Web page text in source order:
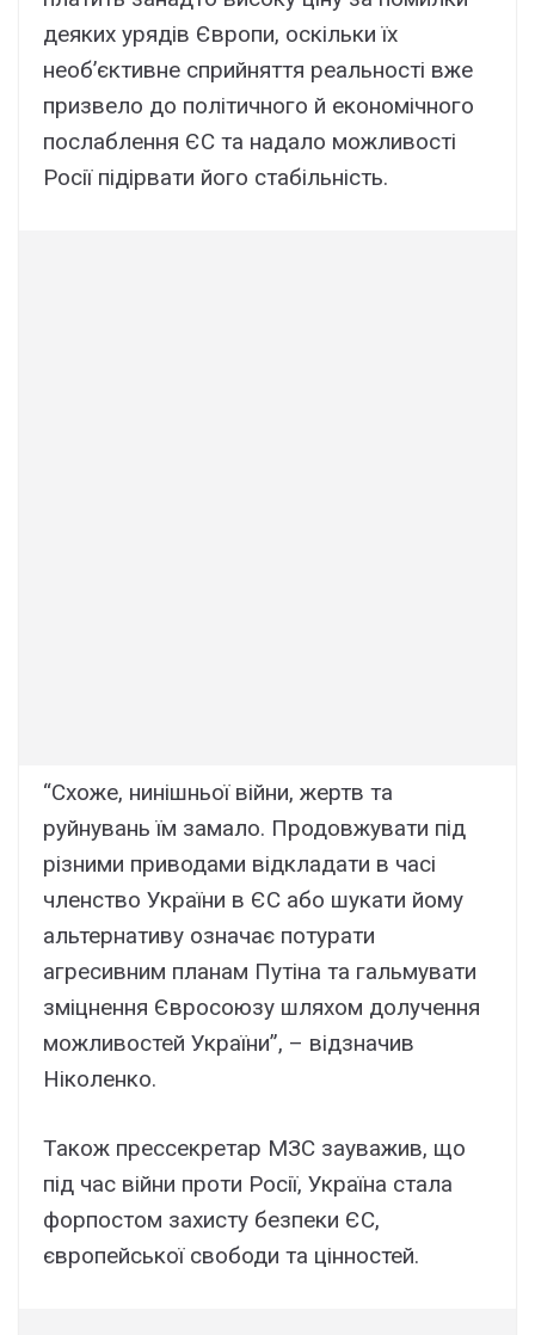
деяких урядів Європи, оскільки їх
необ’єктивне сприйняття реальності вже
призвело до політичного й економічного
послаблення ЄС та надало можливості
Росії підірвати його стабільність.
“Схоже, нинішньої війни, жертв та
руйнувань їм замало. Продовжувати під
різними приводами відкладати в часі
членство України в ЄС або шукати йому
альтернативу означає потурати
агресивним планам Путіна та гальмувати
зміцнення Євросоюзу шляхом долучення
можливостей України”, – відзначив
Ніколенко.
Також прессекретар МЗС зауважив, що
під час війни проти Росії, Україна стала
форпостом захисту безпеки ЄС,
європейської свободи та цінностей.